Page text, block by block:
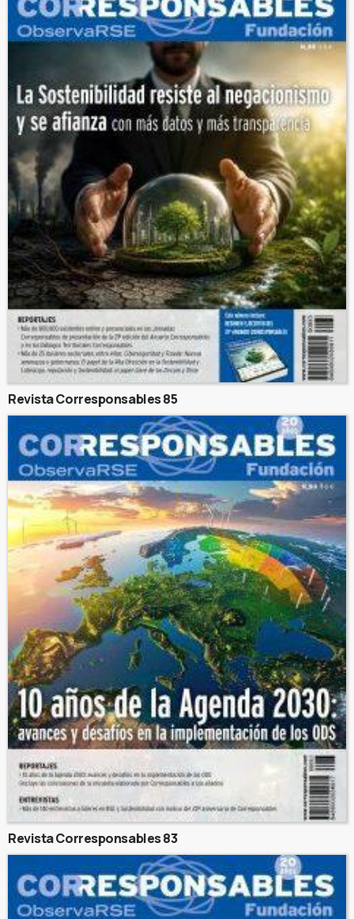
Revista Corresponsables 85
Revista Corresponsables 83